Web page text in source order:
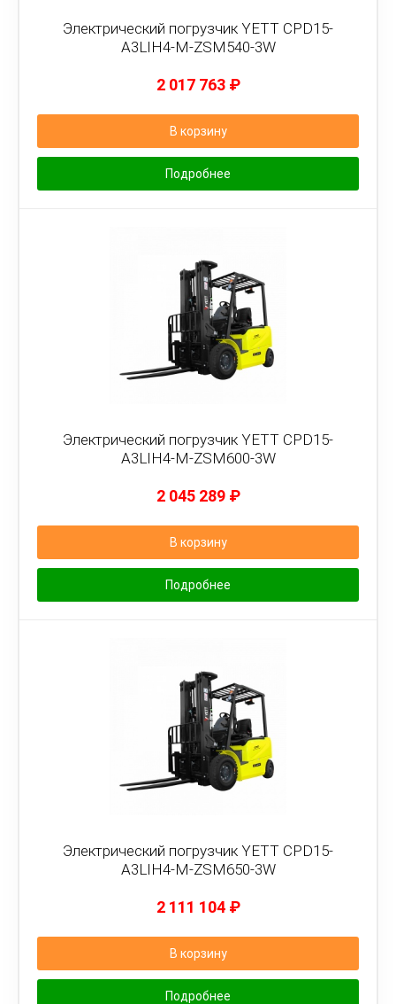
Электрический погрузчик YETT CPD15-
A3LIH4-M-ZSM540-3W
2 017 763 ₽
В корзину
Подробнее
Электрический погрузчик YETT CPD15-
A3LIH4-M-ZSM600-3W
2 045 289 ₽
В корзину
Подробнее
Электрический погрузчик YETT CPD15-
A3LIH4-M-ZSM650-3W
2 111 104 ₽
В корзину
Подробнее